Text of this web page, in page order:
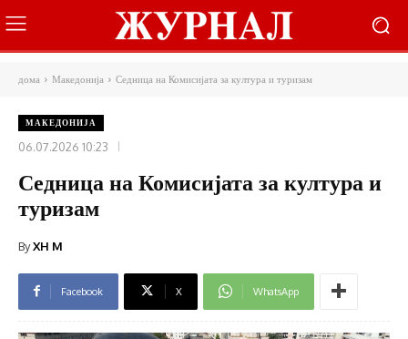
дома Македонија Седница на Комисијата за култура и туризам
МАКЕДОНИЈА
06.07.2026 10:23
Седница на Комисијата за култура и
туризам
ByXH M
Facebook X WhatsApp